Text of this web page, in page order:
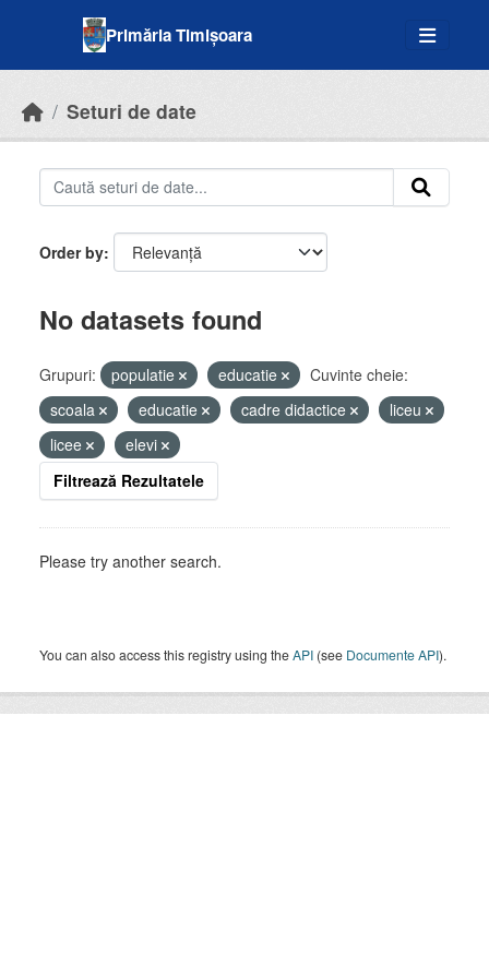
Primăria Timișoara
Seturi de date
Order by
No datasets found
Grupuri: populatie educatie
Cuvinte cheie:
scoala
educatie cadre didactice
liceu
licee
elevi
Filtrează Rezultatele
Please try another search.
You can also access this registry using theAPI (see Documente API).